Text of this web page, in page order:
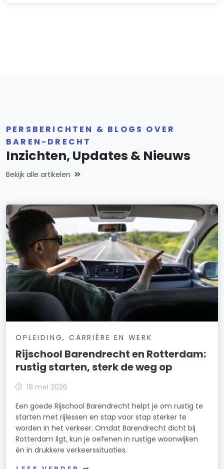
PERSBERICHTEN & BLOGS OVER
BAREN-DRECHT
Inzichten, Updates & Nieuws
Bekijk alle artikelen
OPLEIDING, CARRIÈRE EN WERK
Rijschool Barendrecht en Rotterdam:
rustig starten, sterk de weg op
18 mei 2026
Een goede Rijschool Barendrecht helpt je om rustig te
starten met rijlessen en stap voor stap sterker te
worden in het verkeer. Omdat Barendrecht dicht bij
Rotterdam ligt, kun je oefenen in rustige woonwijken
én in drukkere verkeerssituaties.